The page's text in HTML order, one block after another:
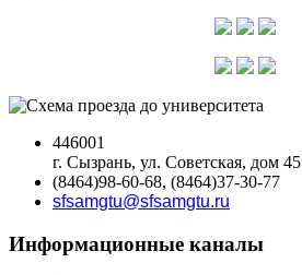
446001
г. Сызрань, ул. Советская, дом 45
(8464)98-60-68, (8464)37-30-77
sfsamgtu@sfsamgtu.ru
Информационные каналы